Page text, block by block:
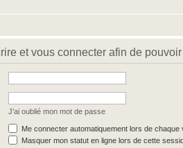
et vous connecter afin de
J’ai oublié mon mot de passe
Me connecter automatiquement lors de chaque
Masquer mon statut en ligne lors de cette